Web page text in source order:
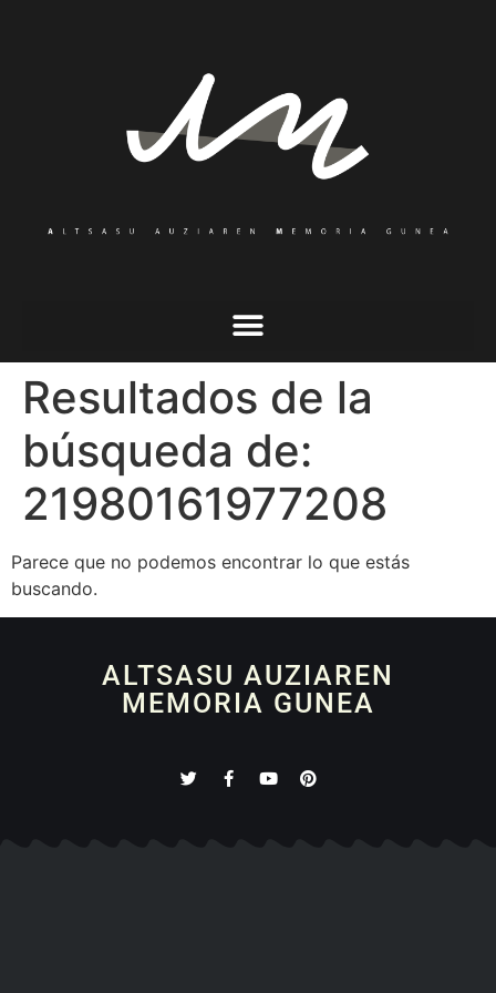
Resultados de la
búsqueda de:
21980161977208
Parece que no podemos encontrar lo que estás
buscando.
ALTSASU AUZIAREN
MEMORIA GUNEA